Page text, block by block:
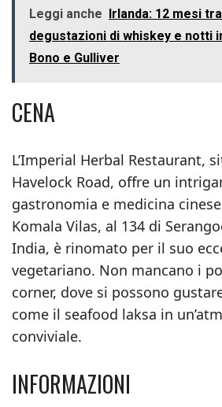
Leggi anche Irlanda: 12 mesi
degustazioni di whiskey e notti
Bono e Gulliver
CENA
L’Imperial Herbal Restaurant,
Havelock Road, offre un
gastronomia e medicina
Komala Vilas, al 134 di
India, è rinomato per il suo
vegetariano. Non mancano i
corner, dove si possono
come il seafood laksa in
conviviale.
INFORMAZIONI